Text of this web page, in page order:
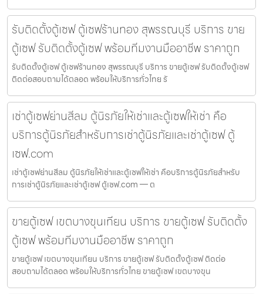
รับติดตั้งตู้เซฟ ตู้เซฟร้านทอง สุพรรณบุรี บริการ ขาย
ตู้เซฟ รับติดตั้งตู้เซฟ พร้อมทีมงานมืออาชีพ ราคาถูก
รับติดตั้งตู้เซฟ ตู้เซฟร้านทอง สุพรรณบุรี บริการ ขายตู้เซฟ รับติดตั้งตู้เซฟ
ติดต่อสอบถามได้ตลอด พร้อมให้บริการทั่วไทย รั
เช่าตู้เซฟย่านสีลม ตู้นิรภัยให้เช่าและตู้เซฟให้เช่า คือ
บริการตู้นิรภัยสำหรับการเช่าตู้นิรภัยและเช่าตู้เซฟ ตู้
เซฟ.com
เช่าตู้เซฟย่านสีลม ตู้นิรภัยให้เช่าและตู้เซฟให้เช่า คือบริการตู้นิรภัยสำหรับ
การเช่าตู้นิรภัยและเช่าตู้เซฟ ตู้เซฟ.com — ต
ขายตู้เซฟ เขตบางขุนเทียน บริการ ขายตู้เซฟ รับติดตั้ง
ตู้เซฟ พร้อมทีมงานมืออาชีพ ราคาถูก
ขายตู้เซฟ เขตบางขุนเทียน บริการ ขายตู้เซฟ รับติดตั้งตู้เซฟ ติดต่อ
สอบถามได้ตลอด พร้อมให้บริการทั่วไทย ขายตู้เซฟ เขตบางขุน